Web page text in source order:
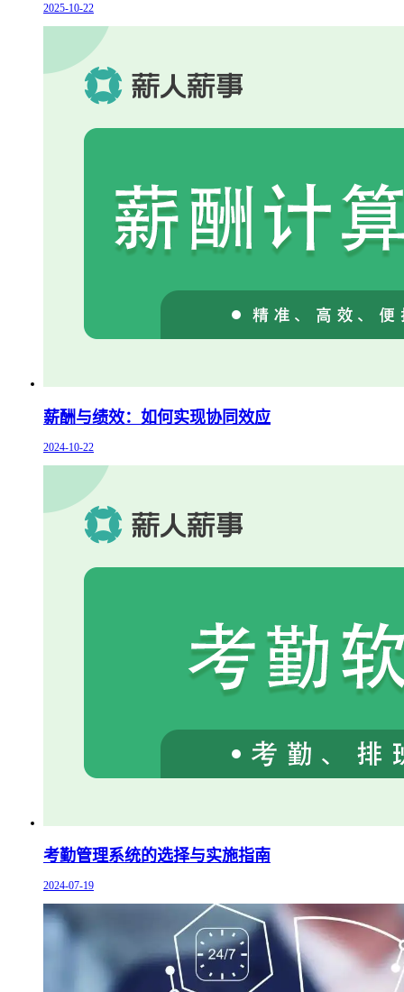
2025-10-22
薪酬与绩效：如何实现协同效应
2024-10-22
考勤管理系统的选择与实施指南
2024-07-19